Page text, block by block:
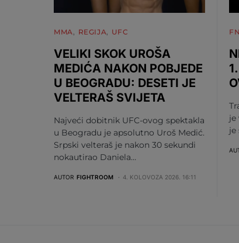
MMA REGIJA UFC
VELIKI SKOK UROŠA
MEDIĆA NAKON POBJEDE
U BEOGRADU: DESETI JE
VELTERAŠ SVIJETA
Najveći dobitnik UFC-ovog spektakla
u Beogradu je apsolutno Uroš Medić.
Srpski velteraš je nakon 30 sekundi
nokautirao Daniela…
AUTOR FIGHTROOM 4. KOLOVOZA 2026. 16:11
je
je